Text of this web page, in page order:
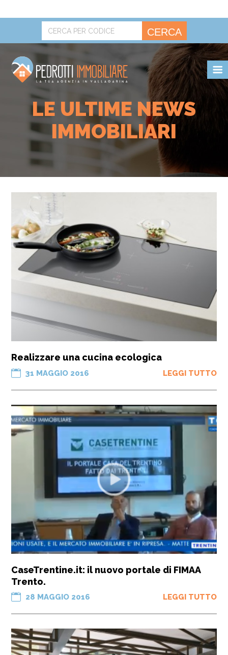
OK
CERCA
LE ULTIME NEWS
IMMOBILIARI
Realizzare una cucina ecologica
31 MAGGIO 2016 LEGGI TUTTO
CaseTrentine.it: il nuovo portale di FIMAA
Trento.
28 MAGGIO 2016 LEGGI TUTTO